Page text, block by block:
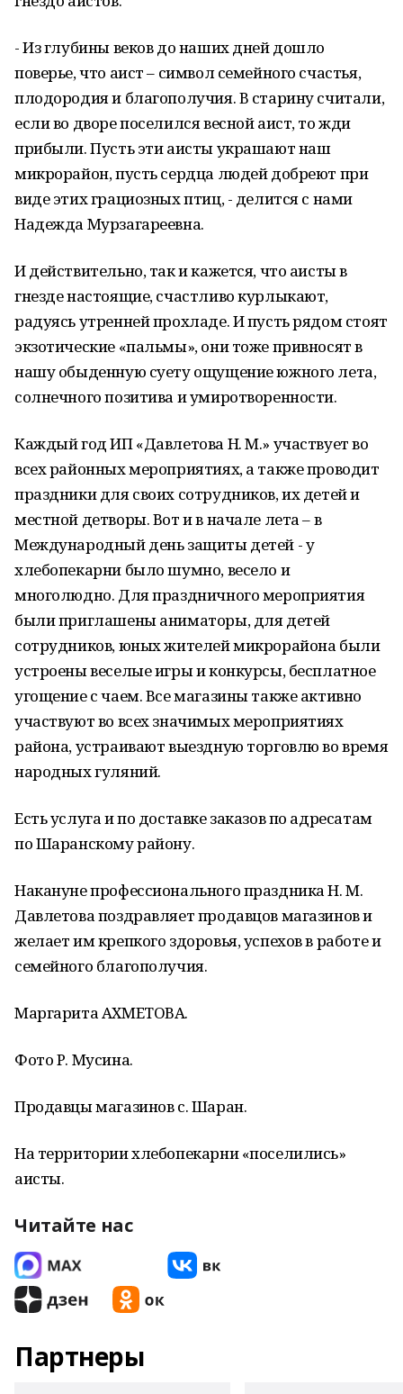
- Из глубины веков до наших дней дошло
поверье, что аист – символ семейного счастья,
плодородия и благополучия. В старину считали,
если во дворе поселился весной аист, то жди
прибыли. Пусть эти аисты украшают наш
микрорайон, пусть сердца людей добреют при
виде этих грациозных птиц, - делится с нами
Надежда Мурзагареевна.
И действительно, так и кажется, что аисты в
гнезде настоящие, счастливо курлыкают,
радуясь утренней прохладе. И пусть рядом стоят
экзотические «пальмы», они тоже привносят в
нашу обыденную суету ощущение южного лета,
солнечного позитива и умиротворенности.
Каждый год ИП «Давлетова Н. М.» участвует во
всех районных мероприятиях, а также проводит
праздники для своих сотрудников, их детей и
местной детворы. Вот и в начале лета – в
Международный день защиты детей - у
хлебопекарни было шумно, весело и
многолюдно. Для праздничного мероприятия
были приглашены аниматоры, для детей
сотрудников, юных жителей микрорайона были
устроены веселые игры и конкурсы, бесплатное
угощение с чаем. Все магазины также активно
участвуют во всех значимых мероприятиях
района, устраивают выездную торговлю во время
народных гуляний.
Есть услуга и по доставке заказов по адресатам
по Шаранскому району.
Накануне профессионального праздника Н. М.
Давлетова поздравляет продавцов магазинов и
желает им крепкого здоровья, успехов в работе и
семейного благополучия.
Маргарита АХМЕТОВА.
Фото Р. Мусина.
Продавцы магазинов с. Шаран.
На территории хлебопекарни «поселились»
аисты.
Читайте нас
Партнеры